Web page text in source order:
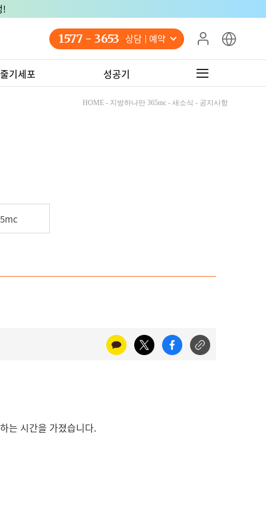
!
1577 - 3653 상담 예약
기세포 성공기
HOME - 지방하나만 365mc - 새소식 - 공지사항
는 시간을 가졌습니다.